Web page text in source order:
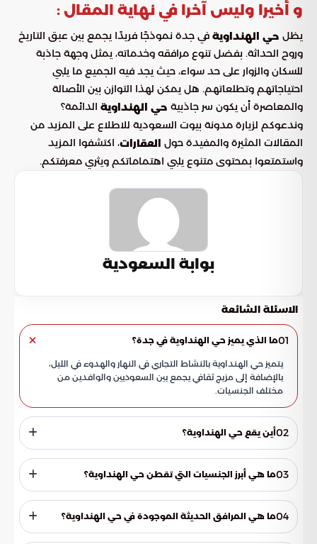
و أخيرا وليس آخرا في نهاية المقال :
يظل حي الهنداوية في جدة نموذجًا فريدًا يجمع بين عبق التاريخ
وروح الحداثة. بفضل تنوع مرافقه وخدماته، يمثل وجهة جاذبة
للسكان والزوار على حد سواء، حيث يجد فيه الجميع ما يلبي
احتياجاتهم وتطلعاتهم. هل يمكن لهذا التوازن بين الأصالة
والمعاصرة أن يكون سر جاذبية حي الهنداوية الدائمة؟
وندعوكم لزيارة مدونة بيوت السعودية للاطلاع على المزيد من
المقالات المثيرة والمفيدة حول العقارات، اكتشفوا المزيد
واستمتعوا بمحتوى متنوع يلبي اهتماماتكم ويثري معرفتكم.
بوابة السعودية
الاسئلة الشائعة
01ما الذي يميز حي الهنداوية في جدة؟
يتميز حي الهنداوية بالنشاط التجاري في النهار والهدوء في الليل،
بالإضافة إلى مزيج ثقافي يجمع بين السعوديين والوافدين من
مختلف الجنسيات.
02أين يقع حي الهنداوية؟
(عبدالله هاشم).03ما هي أبرز الجنسيات التي تقطن حي الهنداوية؟
مثل اليمن، مصر، السودان، الهند، باكستان، أفغانستان، تشاد،
السنغال، ونيجيريا.
04ما هي المرافق الحديثة الموجودة في حي الهنداوية؟